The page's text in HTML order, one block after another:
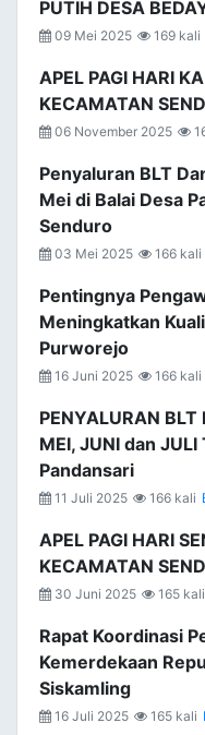
PUTIH DESA
09 Mei 2025 169 kali
APEL PAGI HARI
KECAMATAN
06 November 2025
Penyaluran BLT
Mei di Balai Desa
Senduro
03 Mei 2025 166 kali
Pentingnya
Meningkatkan
Purworejo
16 Juni 2025 166 kali
PENYALURAN
MEI, JUNI dan
Pandansari
11 Juli 2025 166 kali
APEL PAGI HARI
KECAMATAN
30 Juni 2025 165 kali
Rapat Koordinasi
Kemerdekaan
Siskamling
16 Juli 2025 165 kali